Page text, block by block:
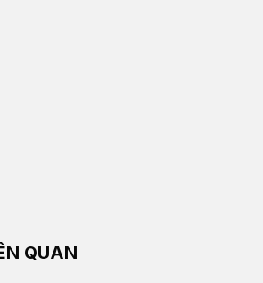
QUAN